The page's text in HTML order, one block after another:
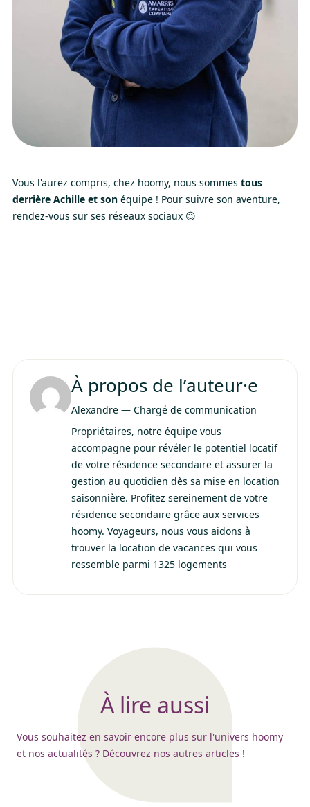
Vous l'aurez compris, chez hoomy, nous sommes tous
derrière Achille et son équipe ! Pour suivre son aventure,
rendez-vous sur ses réseaux sociaux 😉
À propos de l’auteur·e
Alexandre — Chargé de communication
Propriétaires, notre équipe vous
accompagne pour révéler le potentiel locatif
de votre résidence secondaire et assurer la
gestion au quotidien dès sa mise en location
saisonnière. Profitez sereinement de votre
résidence secondaire grâce aux services
hoomy. Voyageurs, nous vous aidons à
trouver la location de vacances qui vous
ressemble parmi 1325 logements
À lire aussi
Vous souhaitez en savoir encore plus sur l'univers hoomy
et nos actualités ? Découvrez nos autres articles !